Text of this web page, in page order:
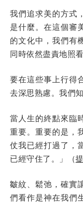
我們追求美的方式
是什麼。在這個審
的文化中，我們有
同時依然盡責地照
要在這些事上行得
去深思熟慮。我們
當人生的終點來臨
重要。重要的是，
仗我已經打過了，
已經守住了。」（
皺紋、鬆弛，確實
們看作是神在我們